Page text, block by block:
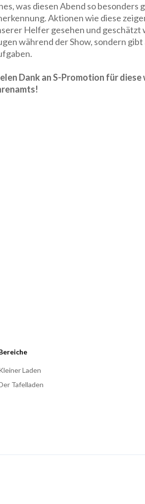
was diesen Abend so besonders
Aktionen wie diese
Helfer gesehen und
während der Show, sondern
Dank an S-Promotion für
Laden
Tafelladen